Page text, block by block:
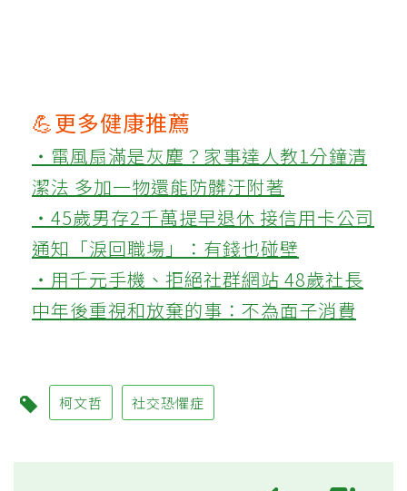
💪更多健康推薦
‧電風扇滿是灰塵？家事達人教1分鐘清
潔法 多加一物還能防髒汙附著
‧45歲男存2千萬提早退休 接信用卡公司
通知「淚回職場」：有錢也碰壁
‧用千元手機、拒絕社群網站 48歲社長
中年後重視和放棄的事：不為面子消費
柯文哲 社交恐懼症